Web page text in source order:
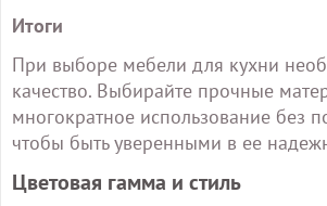
Итоги
При выборе мебели для кухни
качество. Выбирайте прочные
многократное использование без
чтобы быть уверенными в ее
Цветовая гамма и стиль